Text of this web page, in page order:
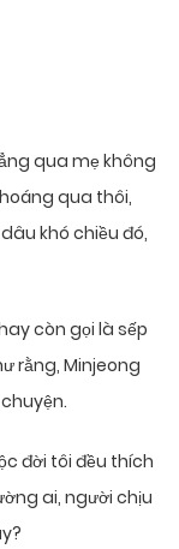
qua mẹ không
qua thôi,
khó chiều đó,
còn gọi là sếp
rằng, Minjeong
đời tôi đều thích
ai, người chịu